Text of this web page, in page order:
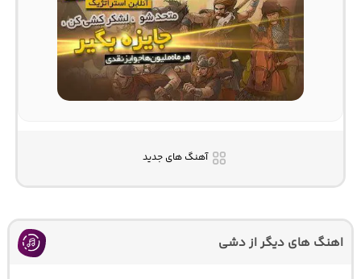
آهنگ های جدید
اهنگ های دیگر از دشی